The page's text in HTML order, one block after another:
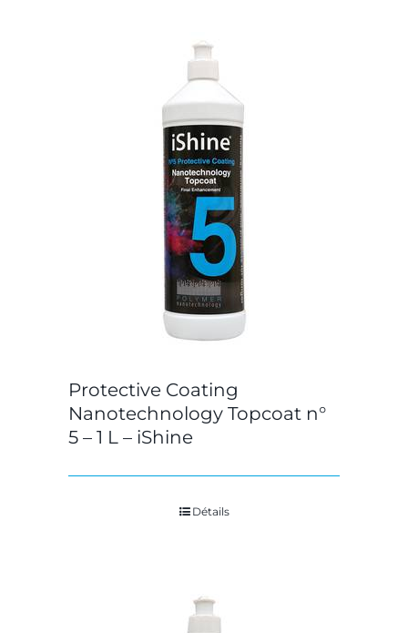
Protective Coating
Nanotechnology Topcoat n°
5 – 1 L – iShine
Détails